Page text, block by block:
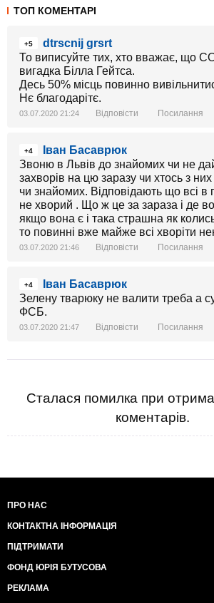
ТОП КОМЕНТАРІ
+5
dtrscnij grsrt
То виписуйте тих, хто вважає, що
вигадка Білла Гейтса.
Десь 50% місць повинно
Нє благодарітє.
03.07.2020 21:24 Відповісти Посилання
+4
Іван Басаврюк
Звоню в Львів до знайомих чи не
захворів на цю заразу чи хтось з них
чи знайомих. Відповідають що всі в
не хворий . Що ж це за зараза і де
якщо вона є і така страшна як
то повинні вже майже всі хворіти
03.07.2020 21:46 Відповісти Посилання
+4
Іван Басаврюк
Зелену тварюку не валити треба а
ФСБ.
03.07.2020 21:47 Відповісти Посилання
Сталася помилка при
коментарів.
ПРО НАС
КОНТАКТНА ІНФОРМАЦІЯ
ПІДТРИМАТИ
ФОНД ЮРІЯ БУТУСОВА
РЕКЛАМА